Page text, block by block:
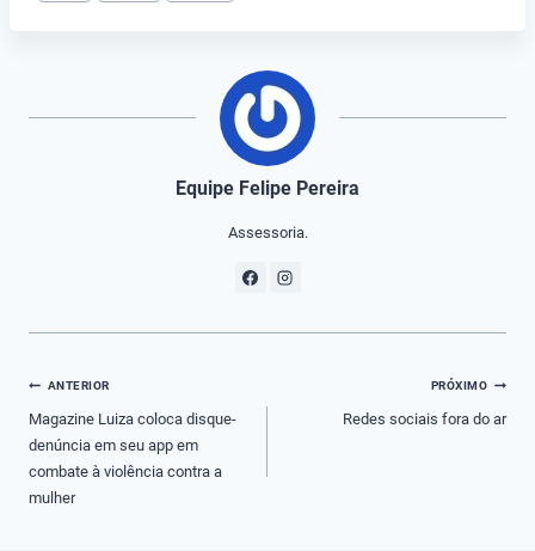
Equipe Felipe Pereira
Assessoria.
Navegação
de
Post
ANTERIOR
Magazine Luiza coloca disque-
denúncia em seu app em
combate à violência contra a
mulher
PRÓXIMO
Redes sociais fora do ar